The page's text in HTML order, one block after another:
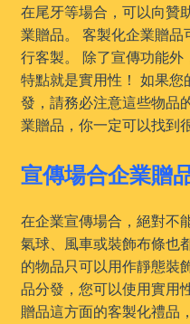
在尾牙等場合，可以向贊
業贈品。 客製化企業贈
行客製。 除了宣傳功能
特點就是實用性！ 如果
發，請務必注意這些物品
業贈品，你一定可以找到
宣傳場合企業贈
在企業宣傳場合，絕對不
氣球、風車或裝飾布條也
的物品只可以用作靜態裝
品分發，您可以使用實用
贈品這方面的客製化禮品